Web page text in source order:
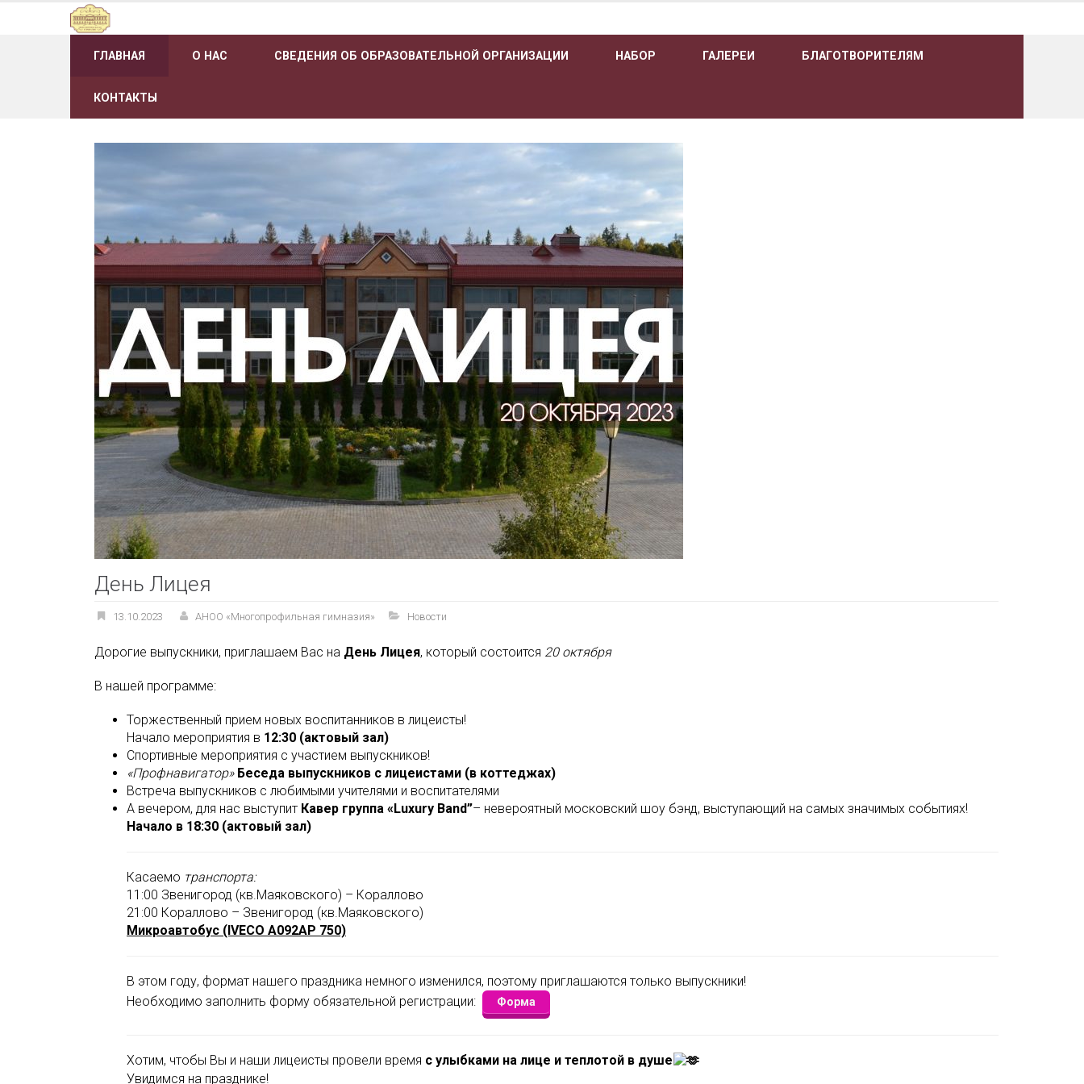
ГЛАВНАЯ О НАС СВЕДЕНИЯ ОБ ОБРАЗОВАТЕЛЬНОЙ ОРГАНИЗАЦИИ НАБОР ГАЛЕРЕИ БЛАГОТВОРИТЕЛЯМ
КОНТАКТЫ
День Лицея
13.10.2023 АНОО «Многопрофильная гимназия» Новости
Дорогие выпускники, приглашаем Вас на День Лицея, который состоится 20 октября
В нашей программе:
Торжественный прием новых воспитанников в лицеисты!
Начало мероприятия в 12:30 (актовый зал)
Спортивные мероприятия с участием выпускников!
«Профнавигатор» Беседа выпускников с лицеистами (в коттеджах)
Встреча выпускников с любимыми учителями и воспитателями
А вечером, для нас выступит Кавер группа «Luxury Band”– невероятный московский шоу бэнд, выступающий на самых значимых событиях!
Начало в 18:30 (актовый зал)
Касаемо транспорта:
11:00 Звенигород (кв.Маяковского) – Кораллово
21:00 Кораллово – Звенигород (кв.Маяковского)
Микроавтобус (IVECO А092АР 750)
В этом году, формат нашего праздника немного изменился, поэтому приглашаются только выпускники!
Необходимо заполнить форму обязательной регистрации:
Форма
Хотим, чтобы Вы и наши лицеисты провели время с улыбками на лице и теплотой в душе
Увидимся на празднике!